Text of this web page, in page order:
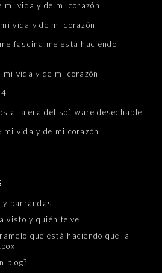
mi vida y de mi corazón
vida y de mi corazón
fascina me está haciendo
mi vida y de mi corazón
a la era del software desechable
mi vida y de mi corazón
y parrandas
visto y quién te ve
que está haciendo que la
blog?